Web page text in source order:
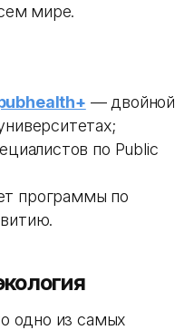
мире.
— двойной
по Public
программы по
одно из самых